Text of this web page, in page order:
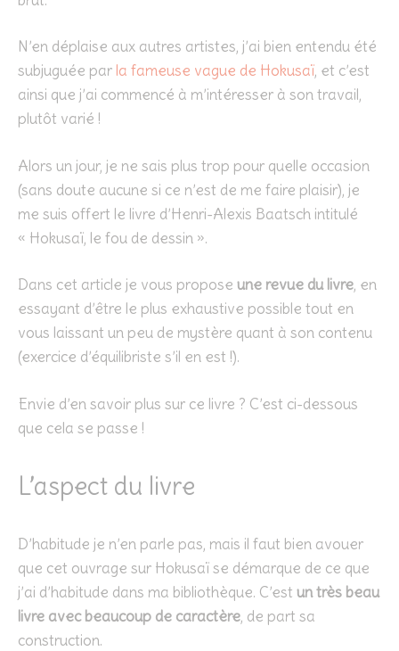
N’en déplaise aux autres artistes, j’ai bien entendu été
subjuguée par la fameuse vague de Hokusaï, et c’est
ainsi que j’ai commencé à m’intéresser à son travail,
plutôt varié !
Alors un jour, je ne sais plus trop pour quelle occasion
(sans doute aucune si ce n’est de me faire plaisir), je
me suis offert le livre d’Henri-Alexis Baatsch intitulé
« Hokusaï, le fou de dessin ».
Dans cet article je vous propose une revue du livre, en
essayant d’être le plus exhaustive possible tout en
vous laissant un peu de mystère quant à son contenu
(exercice d’équilibriste s’il en est !).
Envie d’en savoir plus sur ce livre ? C’est ci-dessous
que cela se passe !
L’aspect du livre
D’habitude je n’en parle pas, mais il faut bien avouer
que cet ouvrage sur Hokusaï se démarque de ce que
j’ai d’habitude dans ma bibliothèque. C’est un très beau
livre avec beaucoup de caractère, de part sa
construction.